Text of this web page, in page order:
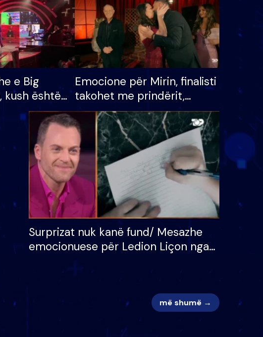
e Big
kush është
lë shtëpinë
për
e madh
Emocione për Mirin, finalisti
takohet me prindërit,
vajzën dhe bashkëshorten:
S’kemi ndonjë letër divorci
apo jo?
Surprizat nuk kanë fund/ Mesazhe
emocionuese për Ledion Liçon nga
më shumë →